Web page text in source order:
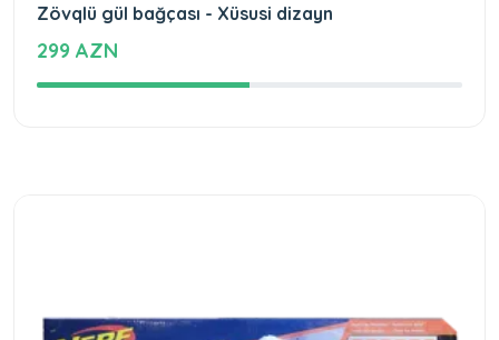
Zövqlü gül bağçası - Xüsusi dizayn
299 AZN